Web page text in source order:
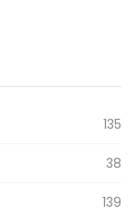
135
38
139